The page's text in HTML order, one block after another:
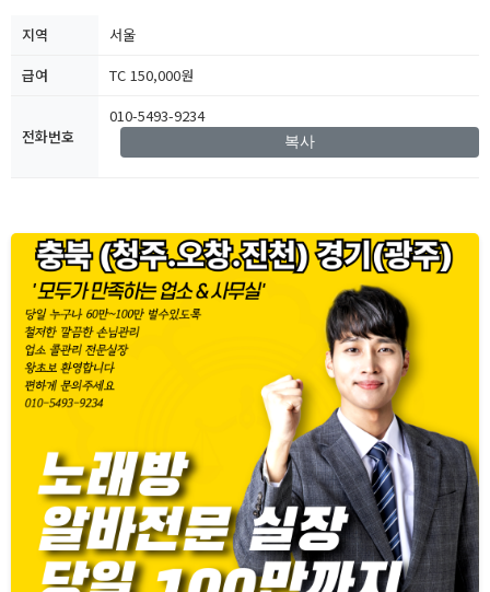
지역
서울
급여
TC 150,000원
전화번호
010-5493-9234
복사